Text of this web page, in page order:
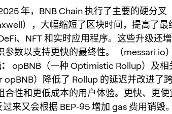
年，BNB Chain 执行了主要的硬分叉
），大幅缩短了区块时间，提高了最
、NFT 和实时应用程序。这些升级还
参数以支持更快的最终性。（messari.io）
opBNB（一种 Optimistic Rollup）及相
）降低了 Rollup 的延迟并改进了跨
合性和更低成本的用户体验。更快、更便
又会根据 BEP‑95 增加 gas 费用销毁。